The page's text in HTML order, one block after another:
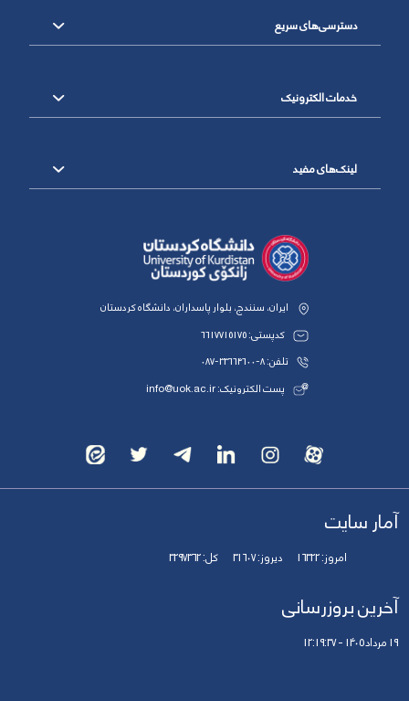
دسترسی‌های سریع
خدمات الکترونیک
لینک‌های مفید
ایران، سنندج، بلوار پاسداران، دانشگاه کردستان
کدپستی: 6617715175
تلفن: 8-33664600-087
پست الکترونیک: info@uok.ac.ir
آمار سایت
امروز:16322 دیروز:31607 کل:3297362
آخرین بروزرسانی
19 مرداد 1405 - 12:19:37